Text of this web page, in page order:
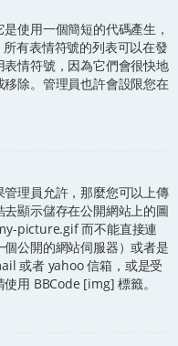
使用一個簡短的代碼產生，
有表情符號的列表可以在發
情符號，因為它們會很快地
除。管理員也許會設限您在
理員允許，那麼您可以上傳
顯示儲存在公開網站上的圖
picture.gif 而不能直接連
公開的網站伺服器）或者是
或者 yahoo 信箱，或是受
用 BBCode [img] 標籤。